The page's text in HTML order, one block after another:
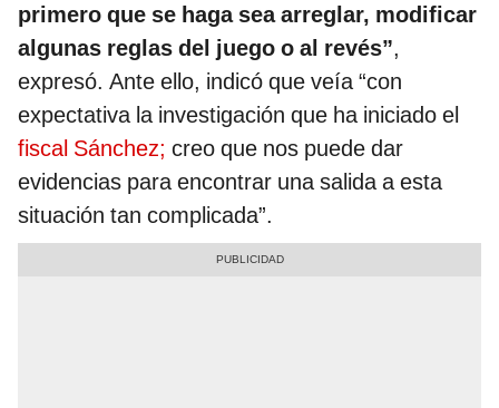
primero que se haga sea arreglar, modificar
algunas reglas del juego o al revés”,
expresó. Ante ello, indicó que veía “con
expectativa la investigación que ha iniciado el
fiscal Sánchez; creo que nos puede dar
evidencias para encontrar una salida a esta
situación tan complicada”.